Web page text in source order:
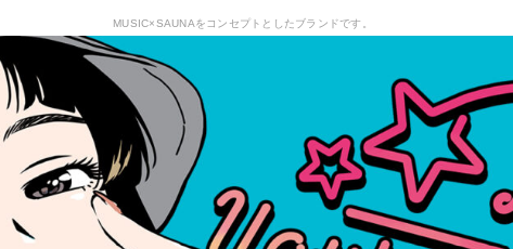
MUSIC×SAUNAをコンセプトとしたブランドです。